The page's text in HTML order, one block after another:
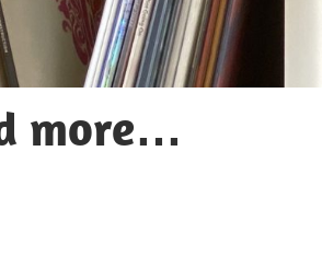
more…